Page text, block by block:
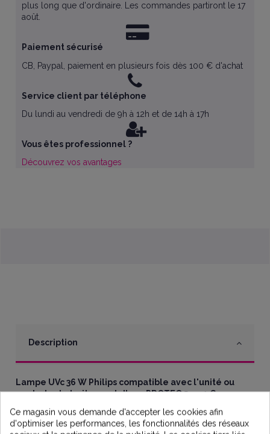
plus long que d'ordinaire. Les commandes partiront le 17
août.
Paiement sécurisé
CB, Paypal, paiement en plusieurs fois dès 100 € d'achat
Service client par téléphone
Du lundi au vendredi de 9h à 12h et de 14h à 17h
Vous êtes professionnel ?
Découvrez vos avantages
Description
Lampe UVc 36 W Philips compatible avec l'unité ou
centrale de traitement d'eau PROTEO 5 en 1 Comap
COMAP 5 EN 1
La lampe UV émet des rayons lumineux avec un
Ce magasin vous demande d'accepter les cookies afin
d'optimiser les performances, les fonctionnalités des réseaux